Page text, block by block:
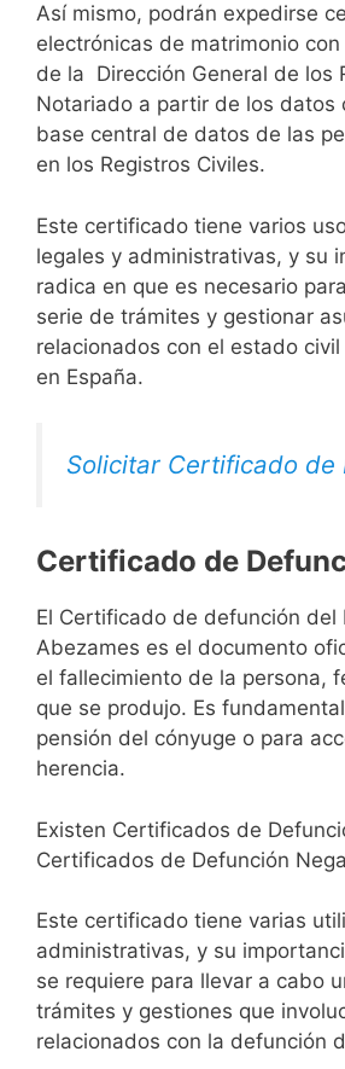
Así mismo, podrán expedirse
electrónicas de matrimonio
de la Dirección General de los
Notariado a partir de los datos
base central de datos de las
en los Registros Civiles.
Este certificado tiene varios
legales y administrativas, y su
radica en que es necesario
serie de trámites y gestionar
relacionados con el estado
en España.
Solicitar Certificado de
Certificado de
El Certificado de defunción del
Abezames es el documento
el fallecimiento de la persona,
que se produjo. Es
pensión del cónyuge o para
herencia.
Existen Certificados de
Certificados de Defunción
Este certificado tiene varias
administrativas, y su
se requiere para llevar a cabo
trámites y gestiones que
relacionados con la defunción